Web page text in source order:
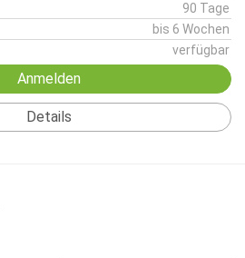
90 Tage
bis 6 Wochen
verfügbar
Anmelden
Details